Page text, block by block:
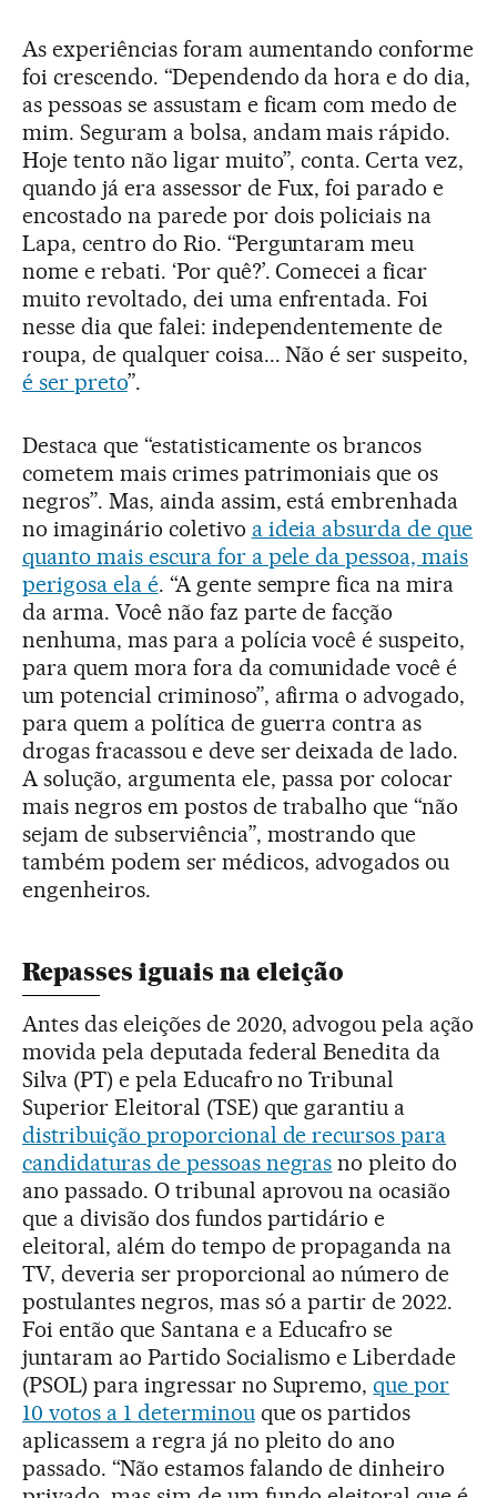
As experiências foram aumentando conforme
foi crescendo. “Dependendo da hora e do dia,
as pessoas se assustam e ficam com medo de
mim. Seguram a bolsa, andam mais rápido.
Hoje tento não ligar muito”, conta. Certa vez,
quando já era assessor de Fux, foi parado e
encostado na parede por dois policiais na
Lapa, centro do Rio. “Perguntaram meu
nome e rebati. ‘Por quê?’. Comecei a ficar
muito revoltado, dei uma enfrentada. Foi
nesse dia que falei: independentemente de
roupa, de qualquer coisa... Não é ser suspeito,
é ser preto”.
Destaca que “estatisticamente os brancos
cometem mais crimes patrimoniais que os
negros”. Mas, ainda assim, está embrenhada
no imaginário coletivo a ideia absurda de que
quanto mais escura for a pele da pessoa, mais
perigosa ela é. “A gente sempre fica na mira
da arma. Você não faz parte de facção
nenhuma, mas para a polícia você é suspeito,
para quem mora fora da comunidade você é
um potencial criminoso”, afirma o advogado,
para quem a política de guerra contra as
drogas fracassou e deve ser deixada de lado.
A solução, argumenta ele, passa por colocar
mais negros em postos de trabalho que “não
sejam de subserviência”, mostrando que
também podem ser médicos, advogados ou
engenheiros.
Repasses iguais na eleição
Antes das eleições de 2020, advogou pela ação
movida pela deputada federal Benedita da
Silva (PT) e pela Educafro no Tribunal
Superior Eleitoral (TSE) que garantiu a
distribuição proporcional de recursos para
candidaturas de pessoas negras no pleito do
ano passado. O tribunal aprovou na ocasião
que a divisão dos fundos partidário e
eleitoral, além do tempo de propaganda na
TV, deveria ser proporcional ao número de
postulantes negros, mas só a partir de 2022.
Foi então que Santana e a Educafro se
juntaram ao Partido Socialismo e Liberdade
(PSOL) para ingressar no Supremo,que por
10 votos a 1 determinouque os partidos
aplicassem a regra já no pleito do ano
passado. “Não estamos falando de dinheiro